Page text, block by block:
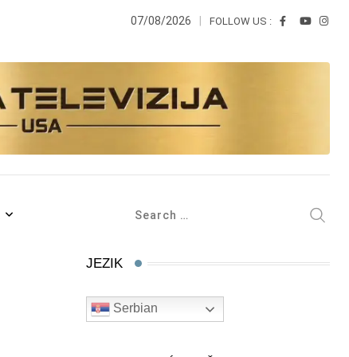
07/08/2026 FOLLOW US :
JEZIK
Serbian